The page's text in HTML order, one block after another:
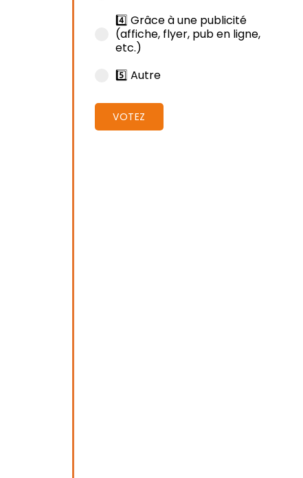
4️⃣ Grâce à une publicité
(affiche, flyer, pub en ligne,
etc.)
5️⃣ Autre
VOTEZ